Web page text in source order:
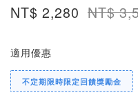
NT$ 2,280 NT$
適用優惠
不定期限時限定回饋獎勵金